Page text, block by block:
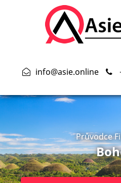
info@asie.online
Průvodce